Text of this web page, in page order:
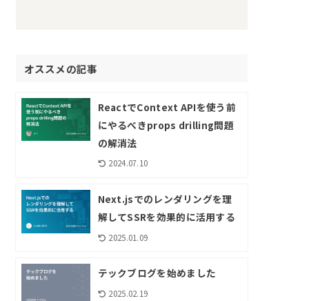
オススメの記事
ReactでContext APIを使う前
にやるべきprops drilling問題
の解消法
2024.07.10
Next.jsでのレンダリングを理
解してSSRを効果的に活用する
2025.01.09
テックブログを始めました
2025.02.19